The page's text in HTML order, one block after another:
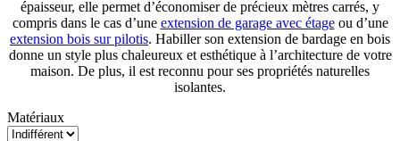
épaisseur, elle permet d’économiser de précieux mètres carrés, y
compris dans le cas d’une extension de garage avec étageou d’une
extension bois sur pilotis. Habiller son extension de bardage en bois
donne un style plus chaleureux et esthétique à l’architecture de votre
maison. De plus, il est reconnu pour ses propriétés naturelles
isolantes.
Matériaux